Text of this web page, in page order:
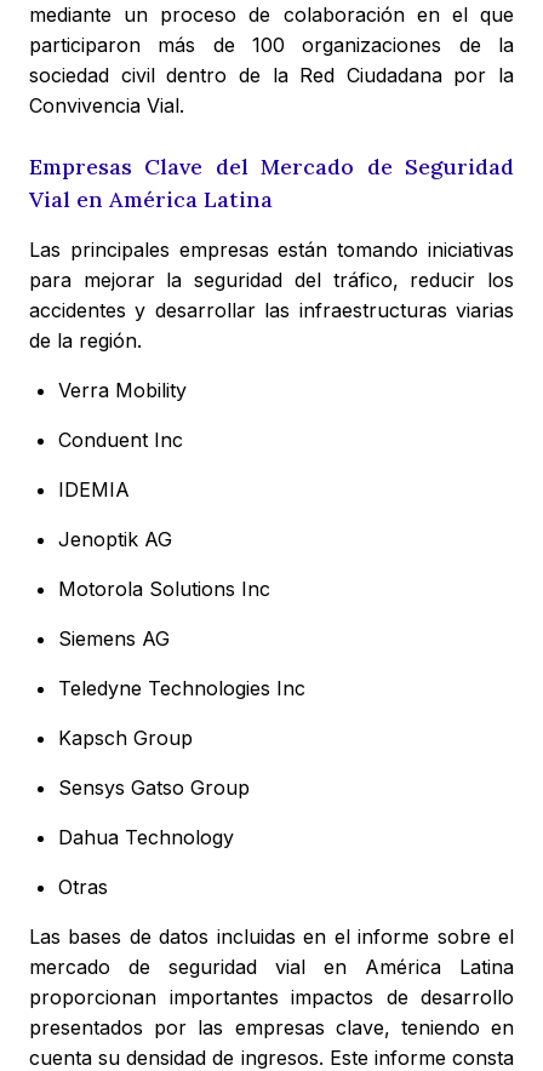
mediante un proceso de colaboración en el que
participaron más de 100 organizaciones de la
sociedad civil dentro de la Red Ciudadana por la
Convivencia Vial.
Empresas Clave del Mercado de Seguridad
Vial en América Latina
Las principales empresas están tomando iniciativas
para mejorar la seguridad del tráfico, reducir los
accidentes y desarrollar las infraestructuras viarias
de la región.
Verra Mobility
Conduent Inc
IDEMIA
Jenoptik AG
Motorola Solutions Inc
Siemens AG
Teledyne Technologies Inc
Kapsch Group
Sensys Gatso Group
Dahua Technology
Otras
Las bases de datos incluidas en el informe sobre el
mercado de seguridad vial en América Latina
proporcionan importantes impactos de desarrollo
presentados por las empresas clave, teniendo en
cuenta su densidad de ingresos. Este informe consta